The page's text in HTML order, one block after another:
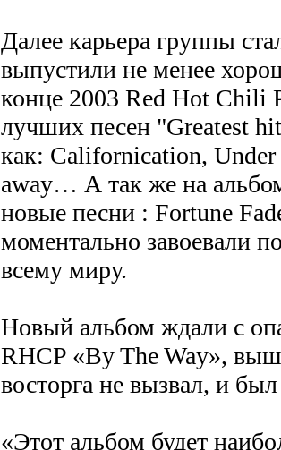
Далее карьера группы
выпустили не менее
конце 2003 Red Hot Chili
лучших песен "Greatest
как: Californication,
away… А так же на
новые песни : Fortune
моментально завоевали
всему миру.
Новый альбом ждали с
RHCP «By The Way»,
восторга не вызвал, и
«Этот альбом будет